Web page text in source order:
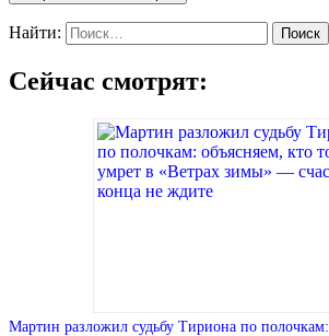
Найти:
Сейчас смотрят:
Мартин разложил судьбу Тириона по